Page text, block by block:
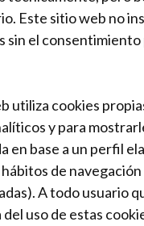
Este sitio web no
sin el consentimiento
utiliza cookies
y para
en base a un perfil
de
A todo usuario
uso de estas